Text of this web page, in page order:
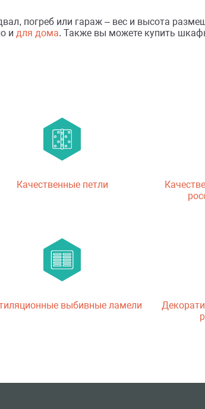
погреб или гараж – вес и высота
и для дома. Также вы можете купить
Качественные петли
выбивные ламели